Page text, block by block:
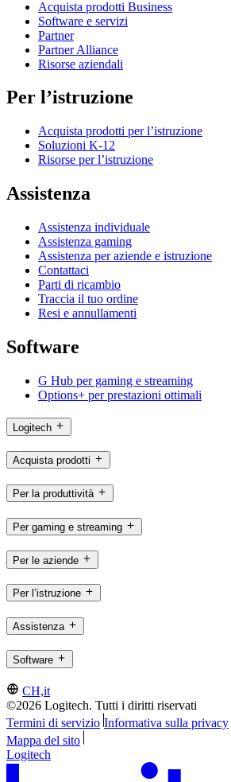
Acquista prodotti Business
Software e servizi
Partner
Partner Alliance
Risorse aziendali
Per l’istruzione
Acquista prodotti per l’istruzione
Soluzioni K-12
Risorse per l’istruzione
Assistenza
Assistenza individuale
Assistenza gaming
Assistenza per aziende e istruzione
Contattaci
Parti di ricambio
Traccia il tuo ordine
Resi e annullamenti
Software
G Hub per gaming e streaming
Options+ per prestazioni ottimali
Logitech
Acquista prodotti
Per la produttività
Per gaming e streaming
Per le aziende
Per l’istruzione
Assistenza
Software
CH,it
©2026 Logitech. Tutti i diritti riservati
Termini di servizio Informativa sulla privacy
Mappa del sito
Logitech